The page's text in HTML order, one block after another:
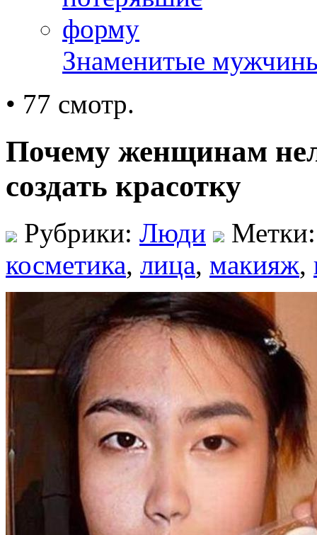
Знаменитые
• 77 смотр.
Почему женщинам
создать красотку
Рубрики: Люди
косметика, лица, макияж,